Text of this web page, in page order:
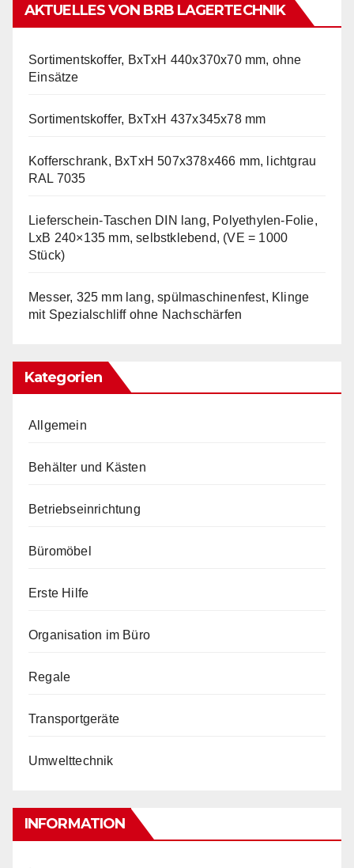
AKTUELLES VON BRB LAGERTECHNIK
Sortimentskoffer, BxTxH 440x370x70 mm, ohne
Einsätze
Sortimentskoffer, BxTxH 437x345x78 mm
Kofferschrank, BxTxH 507x378x466 mm, lichtgrau
RAL 7035
Lieferschein-Taschen DIN lang, Polyethylen-Folie,
LxB 240×135 mm, selbstklebend, (VE = 1000
Stück)
Messer, 325 mm lang, spülmaschinenfest, Klinge
mit Spezialschliff ohne Nachschärfen
Kategorien
Allgemein
Behälter und Kästen
Betriebseinrichtung
Büromöbel
Erste Hilfe
Organisation im Büro
Regale
Transportgeräte
Umwelttechnik
INFORMATION